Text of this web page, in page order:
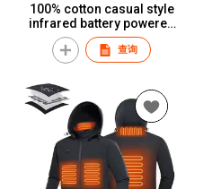
100% cotton casual style
infrared battery powered
heated jacket Functional
usb Sweatshirts
查询